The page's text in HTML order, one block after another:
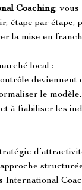
Coaching, vous
étape par étape,
la mise en
local :
deviennent
le
à fiabiliser les
International